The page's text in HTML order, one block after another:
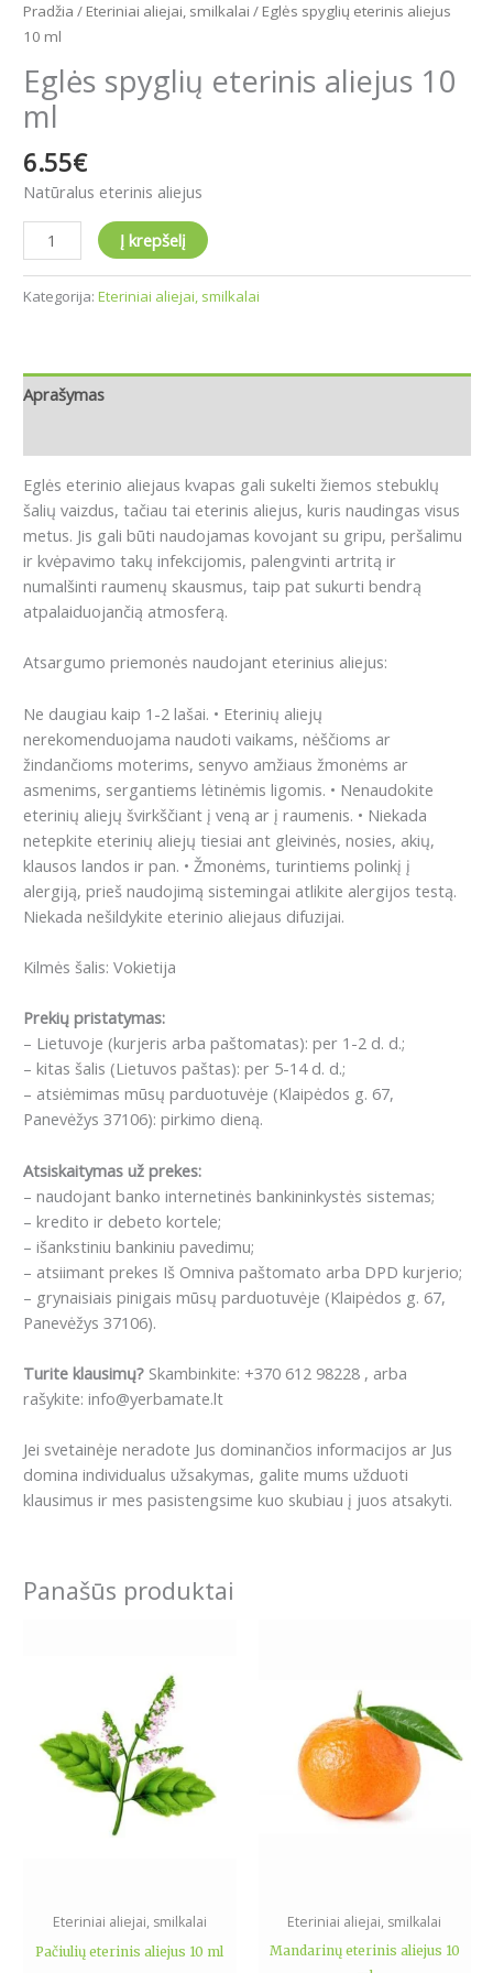
Pradžia / Eteriniai aliejai, smilkalai / Eglės spyglių eterinis aliejus
10 ml
Eglės spyglių eterinis aliejus 10
ml
6.55€
Natūralus eterinis aliejus
Į krepšelį
Kategorija: Eteriniai aliejai, smilkalai
Aprašymas
Eglės eterinio aliejaus kvapas gali sukelti žiemos stebuklų
šalių vaizdus, ​​tačiau tai eterinis aliejus, kuris naudingas visus
metus. Jis gali būti naudojamas kovojant su gripu, peršalimu
ir kvėpavimo takų infekcijomis, palengvinti artritą ir
numalšinti raumenų skausmus, taip pat sukurti bendrą
atpalaiduojančią atmosferą.
Atsargumo priemonės naudojant eterinius aliejus:
Ne daugiau kaip 1-2 lašai. • Eterinių aliejų
nerekomenduojama naudoti vaikams, nėščioms ar
žindančioms moterims, senyvo amžiaus žmonėms ar
asmenims, sergantiems lėtinėmis ligomis. • Nenaudokite
eterinių aliejų švirkščiant į veną ar į raumenis. • Niekada
netepkite eterinių aliejų tiesiai ant gleivinės, nosies, akių,
klausos landos ir pan. • Žmonėms, turintiems polinkį į
alergiją, prieš naudojimą sistemingai atlikite alergijos testą.
Niekada nešildykite eterinio aliejaus difuzijai.
Kilmės šalis: Vokietija
Prekių pristatymas:
– Lietuvoje (kurjeris arba paštomatas): per 1-2 d. d.;
– kitas šalis (Lietuvos paštas): per 5-14 d. d.;
– atsiėmimas mūsų parduotuvėje (Klaipėdos g. 67,
Panevėžys 37106): pirkimo dieną.
Atsiskaitymas už prekes:
– naudojant banko internetinės bankininkystės sistemas;
– kredito ir debeto kortele;
– išankstiniu bankiniu pavedimu;
– atsiimant prekes Iš Omniva paštomato arba DPD kurjerio;
– grynaisiais pinigais mūsų parduotuvėje (Klaipėdos g. 67,
Panevėžys 37106).
Turite klausimų? Skambinkite: +370 612 98228 , arba
rašykite: info@yerbamate.lt
Jei svetainėje neradote Jus dominančios informacijos ar Jus
domina individualus užsakymas, galite mums užduoti
klausimus ir mes pasistengsime kuo skubiau į juos atsakyti.
Panašūs produktai
Eteriniai aliejai, smilkalai
Pačiulių eterinis aliejus 10 ml
Eteriniai aliejai, smilkalai
Mandarinų eterinis aliejus 10